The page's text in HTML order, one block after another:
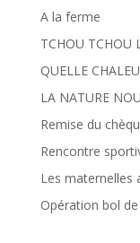
A la ferme
TCHOU TCHOU
QUELLE
LA NATURE
Remise du
Rencontre
Les maternelles
Opération bol